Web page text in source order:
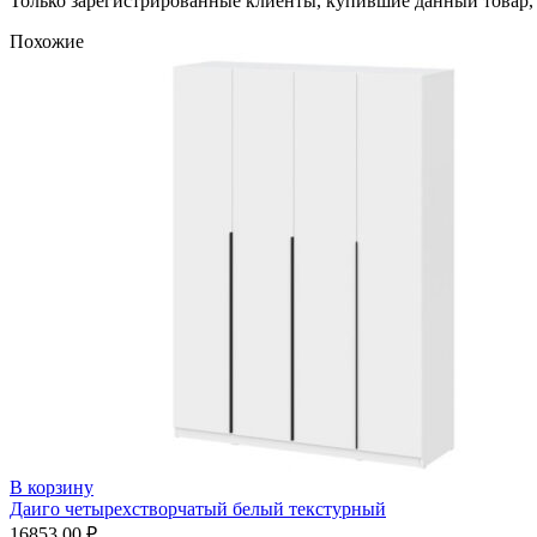
Похожие
В корзину
Даиго четырехстворчатый белый текстурный